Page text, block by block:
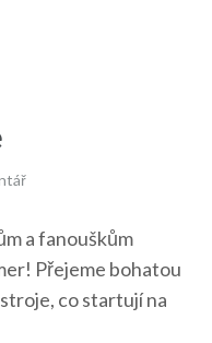
a fanouškům
Přejeme bohatou
co startují na